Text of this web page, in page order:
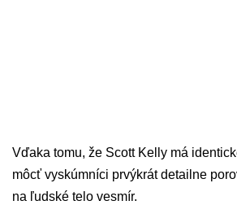
Vďaka tomu, že Scott Kelly má
môcť vyskúmníci prvýkrát detailne
na ľudské telo vesmír.